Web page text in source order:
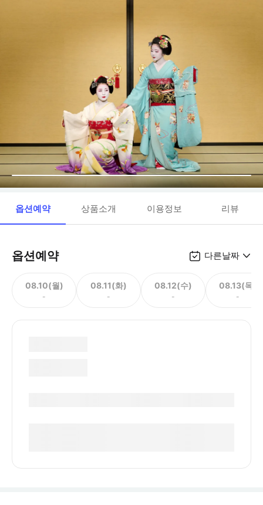
옵션예약 상품소개 이용정보 리뷰
옵션예약 다른날짜
08.10(월)
-
08.11(화)
-
08.12(수)
-
08.13(목)
-